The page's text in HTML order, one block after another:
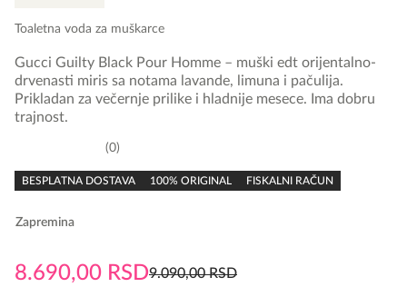
Toaletna voda za muškarce
rating
0
BESPLATNA DOSTAVA 100% ORIGINAL FISKALNI RAČUN
Gucci Guilty Black Pour Homme – muški edt orijentalno-
drvenasti miris sa notama lavande, limuna i pačulija.
Prikladan za večernje prilike i hladnije mesece. Ima dobru
trajnost.
Zapremina
9.090,00RSD
Originalna
8.690,00 RSD
Trenutna